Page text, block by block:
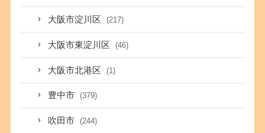
大阪市淀川区 (217)
大阪市東淀川区 (46)
大阪市北港区 (1)
豊中市 (379)
吹田市 (244)